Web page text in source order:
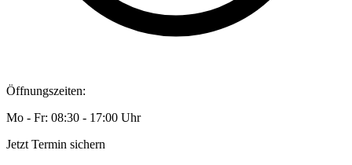
Öffnungszeiten:
Mo - Fr: 08:30 - 17:00 Uhr
Jetzt Termin sichern